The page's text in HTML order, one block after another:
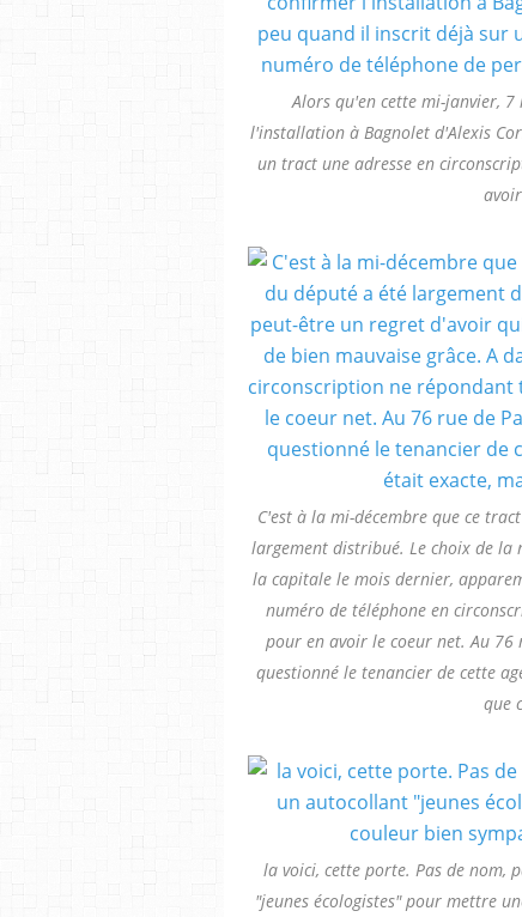
Alors qu'en cette mi-janvier,
l'installation à Bagnolet d'Alexis
un tract une adresse en
C'est à la mi-décembre que ce
largement distribué. Le choix de
la capitale le mois dernier,
numéro de téléphone en
pour en avoir le coeur net. Au 76
questionné le tenancier de cette
que
la voici, cette porte. Pas de nom,
"jeunes écologistes" pour mettre